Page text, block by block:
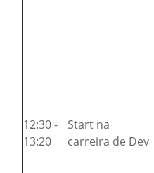
12:30 -
13:20
Start na
carreira de Dev